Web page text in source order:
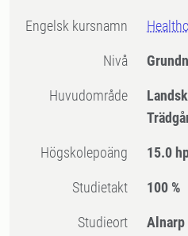
Engelsk kursnamn
Nivå
Huvudområde
högskolepoäng 15.0
Studietakt 100 %
Studieort Alnarp